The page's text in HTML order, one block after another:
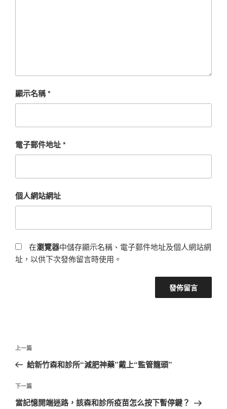
顯示名稱*
電子郵件地址*
個人網站網址
在瀏覽器中儲存顯示名稱、電子郵件地址及個人網站網
址，以供下次發佈留言時使用。
文
導
覽
上
一
文
章
上一篇
給新竹森和診所“減肥神藥”戴上“監管籠頭”
下
一
下一篇
當記憶開端迷路，該森和診所疫苗怎么按下暫停鍵？